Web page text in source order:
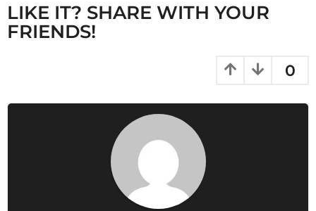
n
LIKE IT? SHARE WITH YOUR
FRIENDS!
0